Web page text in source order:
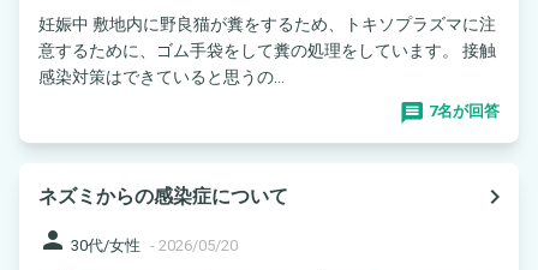
妊娠中 敷地内に野良猫が糞をするため、トキソプラズマに注
意するために、ゴム手袋をして糞の処理をしています。 接触
感染対策はできていると思うの...
7名が回答
ネズミからの感染症について
navigate_next
person 30代/女性 - 2026/05/20